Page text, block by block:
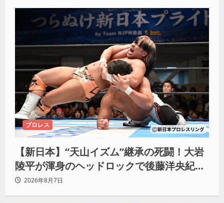
プロレス
【新日本】“天山イズム”継承の死闘！大岩
陵平が渾身のヘッドロックで後藤洋央紀か
らタップ奪取 執念の「リベンジ＆4勝目」
2026年8月7日